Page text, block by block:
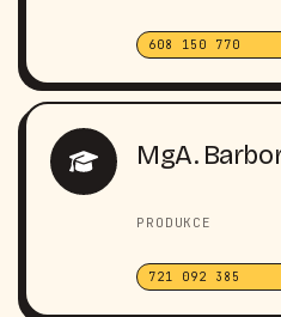
608 150 770
MgA.
PRODUKCE
721 092 385